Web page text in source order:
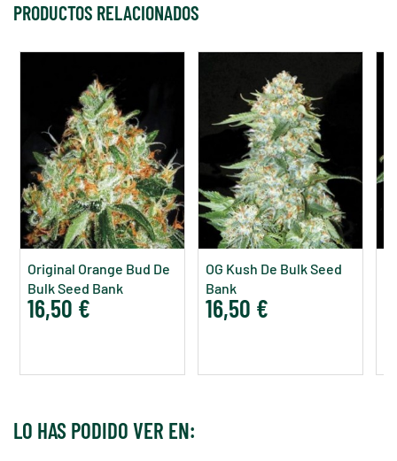
PRODUCTOS RELACIONADOS
Original Orange Bud De
Bulk Seed Bank
16,50 €
OG Kush De Bulk Seed
Bank
16,50 €
LO HAS PODIDO VER EN: